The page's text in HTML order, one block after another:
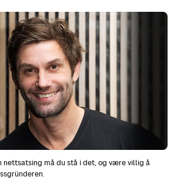
nettsatsing må du stå i det, og være villig å